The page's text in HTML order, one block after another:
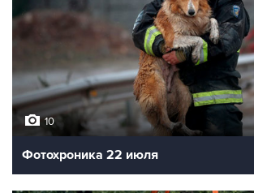
10
Фотохроника 22 июля